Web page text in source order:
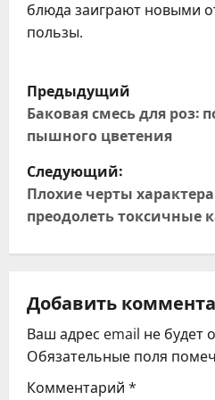
блюда заиграют новыми
пользы.
Н
а
в
и
г
ц
и
я
Предыдущий
Баковая смесь для роз:
пышного цветения
Следующий:
Плохие черты
преодолеть токсичные
Добавить
Ваш адрес email не будет
Обязательные поля
Комментарий *